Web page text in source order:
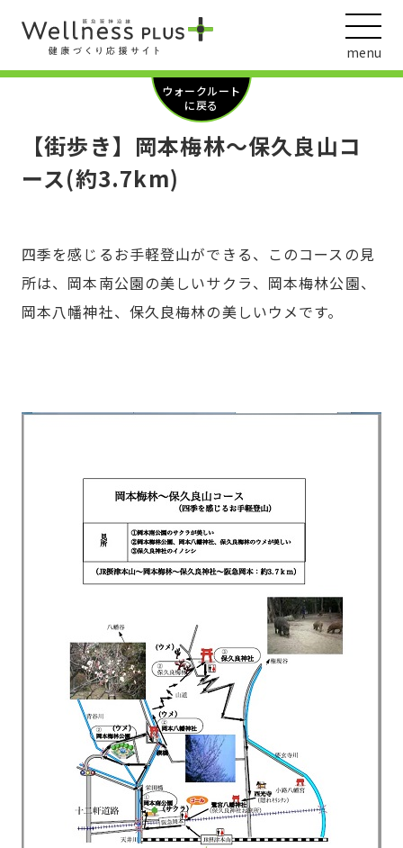
menu
ウォークルート
に戻る
【街歩き】岡本梅林～保久良山コ
ース(約3.7km)
四季を感じるお手軽登山ができる、このコースの見
所は、岡本南公園の美しいサクラ、岡本梅林公園、
岡本八幡神社、保久良梅林の美しいウメです。
ウェルネス動画
阪急阪神ホールディングス
ヘルスケアの取組